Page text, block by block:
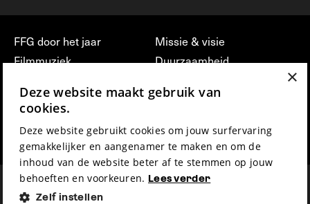
FFG door het jaar
Filmmuziek
Press & Industry
Film Fest Friends
Missie & visie
Duurzaamheid
vrijwilligerswerk bij FFG
Privacy & Disclaimer
×
Deze website maakt gebruik van
cookies.
Deze website gebruikt cookies om jouw surfervaring
gemakkelijker en aangenamer te maken en om de
inhoud van de website beter af te stemmen op jouw
behoeften en voorkeuren. Lees verder
Zelf instellen